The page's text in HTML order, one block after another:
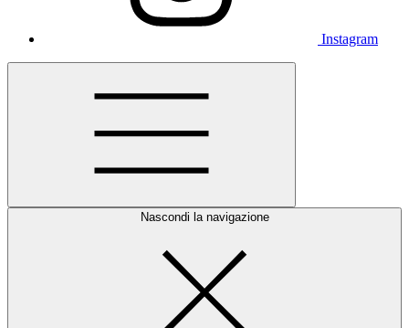
Instagram
Nascondi la navigazione